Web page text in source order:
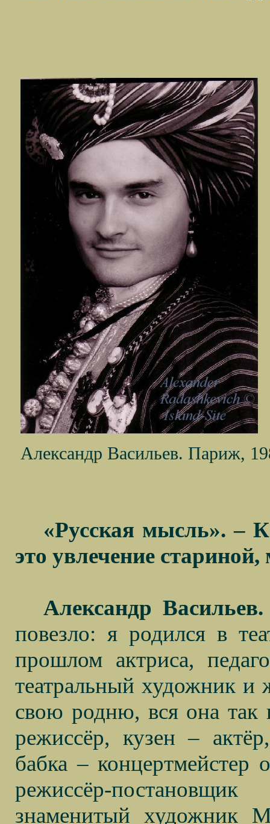
Александр Васильев. Париж,
«Русская мысль». –
это увлечение
Александр Васильев.
повезло: я родился в
прошлом актриса,
театральный художник и
свою родню, вся она так
режиссёр, кузен –
бабка –
режиссёр-
знаменитый художник